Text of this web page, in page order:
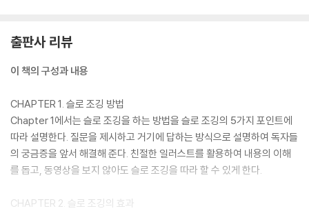
출판사 리뷰
이 책의 구성과 내용
CHAPTER 1. 슬로 조깅 방법
Chapter 1에서는 슬로 조깅을 하는 방법을 슬로 조깅의 5가지 포인트에
따라 설명한다. 질문을 제시하고 거기에 답하는 방식으로 설명하여 독자들
의 궁금증을 앞서 해결해 준다. 친절한 일러스트를 활용하여 내용의 이해
를 돕고, 동영상을 보지 않아도 슬로 조깅을 따라 할 수 있게 한다.
CHAPTER 2. 슬로 조깅의 효과